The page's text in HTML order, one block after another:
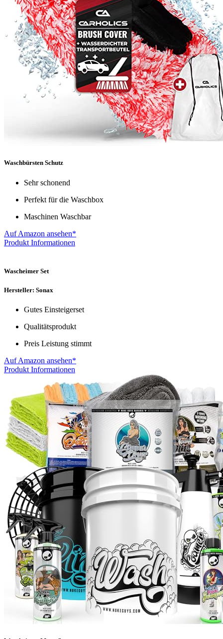
Waschbürsten Schutz
Sehr schonend
Perfekt für die Waschbox
Maschinen Waschbar
Auf Amazon ansehen*
Produkt Informationen
Wascheimer Set
Hersteller: Sonax
Gutes Einsteigerset
Qualitätsprodukt
Preis Leistung stimmt
Auf Amazon ansehen*
Produkt Informationen